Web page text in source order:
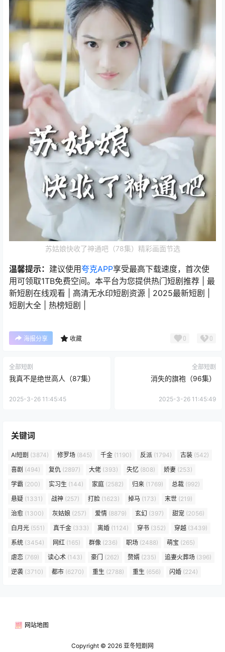
苏姑娘快收了神通吧（78集）精彩画面节选
温馨提示： 建议使用夸克APP享受最高下载速度，首次使
用可领取1TB免费空间。本平台为您提供热门短剧推荐 | 最
新短剧在线观看 | 高清无水印短剧资源 | 2025最新短剧 |
短剧大全 | 热榜短剧 |
海报分享 收藏 0 0
全部短剧
我真不是绝世高人（87集）
2025-3-26 11:45:45
全部短剧
消失的旗袍（96集）
2025-3-26 11:45:49
关键词
AI短剧 (3874) 修罗场 (845) 千金 (1190) 反派 (1794) 古装 (542)
喜剧 (494) 复仇 (2897) 大佬 (393) 失忆 (808) 娇妻 (253)
学霸 (200) 实习生 (144) 家庭 (2582) 归来 (1769) 总裁 (992)
悬疑 (1331) 战神 (257) 打脸 (1623) 掉马 (173) 末世 (219)
治愈 (1300) 灰姑娘 (257) 爱情 (8879) 玄幻 (397) 甜宠 (2056)
白月光 (551) 真千金 (333) 离婚 (1124) 穿书 (352) 穿越 (3439)
系统 (3454) 网红 (165) 群像 (236) 职场 (2488) 萌宝 (265)
虐恋 (769) 读心术 (143) 豪门 (262) 赘婿 (235) 追妻火葬场 (396)
逆袭 (3710) 都市 (6270) 重生 (2788) 重生 (656) 闪婚 (224)
网站地图
Copyright © 2026 亚冬短剧网